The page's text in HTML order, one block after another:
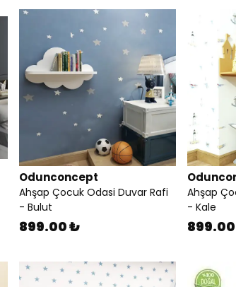
Odunconcept
Ahşap Çocuk Odasi Duvar Rafi
- Bulut
899.00 ₺
Ahşap
- Kale